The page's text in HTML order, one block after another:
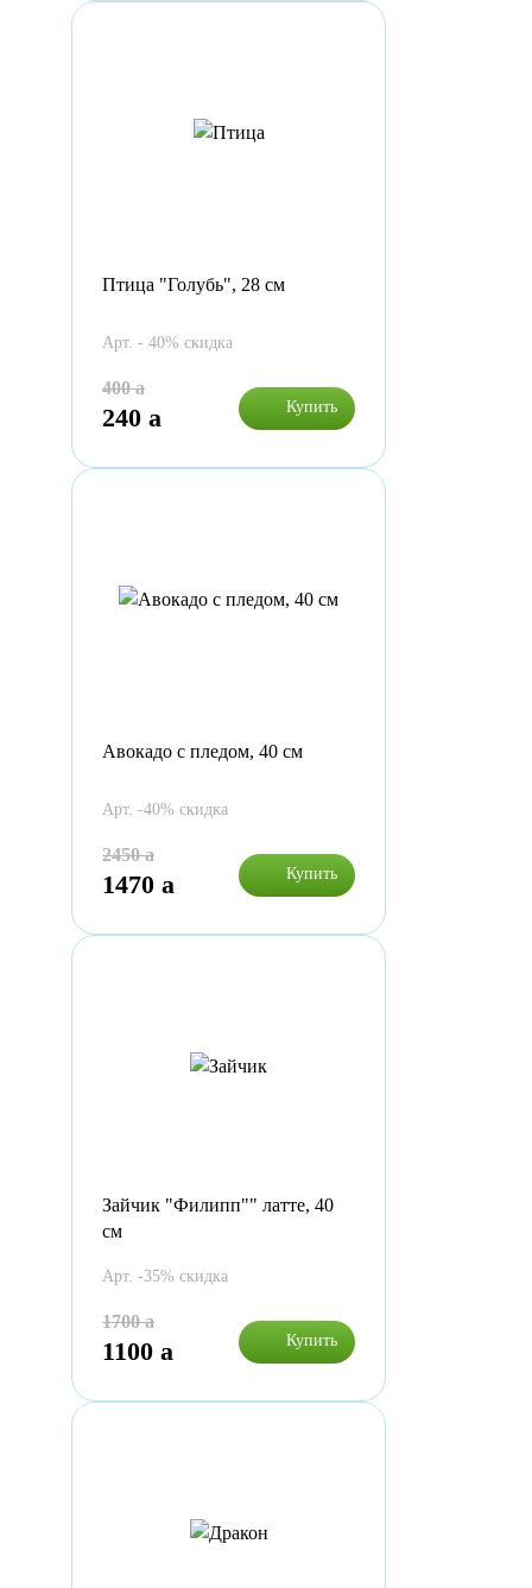
Птица "Голубь", 28 см
Арт. - 40% скидка
400a
240 a Купить
Авокадо с пледом, 40 см
Арт. -40% скидка
2450a
1470 a Купить
Зайчик "Филипп"" латте, 40
см
Арт. -35% скидка
1700a
1100 a Купить